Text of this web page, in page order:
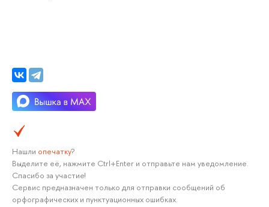
Нашли опечатку?
Выделите её, нажмите Ctrl+Enter и отправьте нам уведомление.
Спасибо за участие!
Сервис предназначен только для отправки сообщений об
орфографических и пунктуационных ошибках.